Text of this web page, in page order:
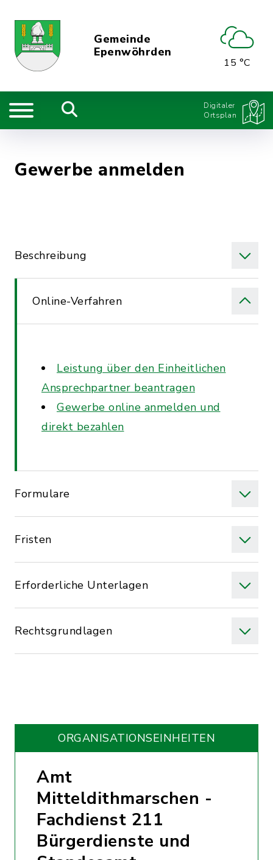
Gemeinde
Epenwöhrden
15 °C
Digitaler
Ortsplan
Gewerbe anmelden
Beschreibung
Online-Verfahren
Leistung über den Einheitlichen
Ansprechpartner beantragen
Gewerbe online anmelden und
direkt bezahlen
Formulare
Fristen
Erforderliche Unterlagen
Rechtsgrundlagen
ORGANISATIONS­EINHEITEN
Amt
Mitteldithmarschen -
Fachdienst 211
Bürgerdienste und